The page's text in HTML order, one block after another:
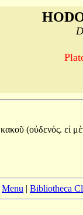
κακοῦ (οὐδενός. εἰ
Menu | Bibliotheca